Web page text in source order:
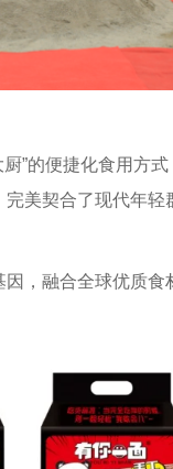
”的便捷化食用方
美契合了现代年
，融合全球优质